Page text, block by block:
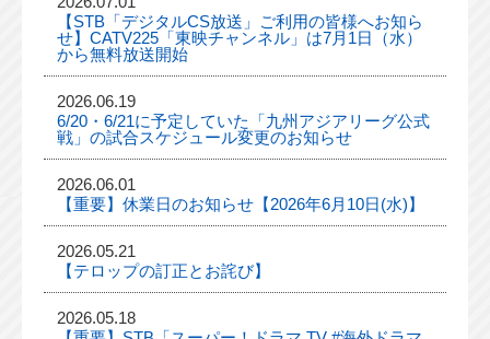
【STB「デジタルCS放送」ご利用の皆様へお知ら
せ】CATV225「東映チャンネル」は7月1日（水）
から無料放送開始
2026.06.19
6/20・6/21に予定していた「九州アジアリーグ公式
戦」の試合スケジュール変更のお知らせ
2026.06.01
【重要】休業日のお知らせ【2026年6月10日(水)】
2026.05.21
【テロップの訂正とお詫び】
2026.05.18